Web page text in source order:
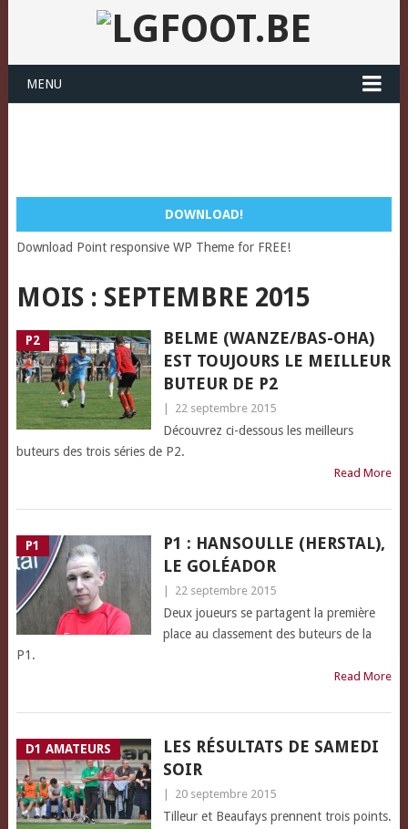
MENU
DOWNLOAD!
Download Point responsive WP Theme for FREE!
MOIS : SEPTEMBRE 2015
P2
BELME (WANZE/BAS-OHA)
EST TOUJOURS LE MEILLEUR
BUTEUR DE P2
22 septembre 2015
Découvrez ci-dessous les meilleurs
buteurs des trois séries de P2.
Read More
P1
P1 : HANSOULLE (HERSTAL),
LE GOLÉADOR
22 septembre 2015
Deux joueurs se partagent la première
place au classement des buteurs de la
P1.
Read More
D1 AMATEURS
LES RÉSULTATS DE SAMEDI
SOIR
20 septembre 2015
Tilleur et Beaufays prennent trois points.